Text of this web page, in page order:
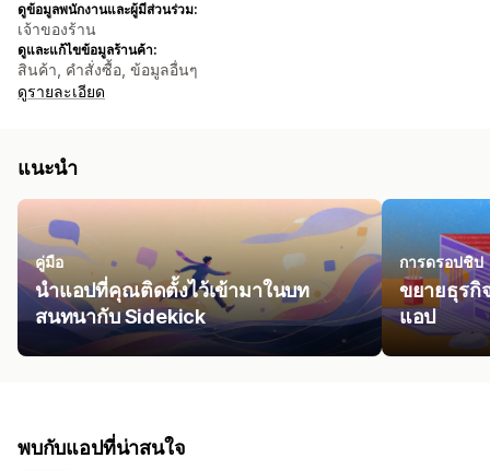
ดูข้อมูลพนักงานและผู้มีส่วนร่วม:
เจ้าของร้าน
ดูและแก้ไขข้อมูลร้านค้า:
สินค้า, คำสั่งซื้อ, ข้อมูลอื่นๆ
ดูรายละเอียด
แนะนำ
คู่มือ
นำแอปที่คุณติดตั้งไว้เข้ามาในบท
สนทนากับ Sidekick
การดรอปชิป
ขยายธุรกิ
แอป
พบกับแอปที่น่าสนใจ